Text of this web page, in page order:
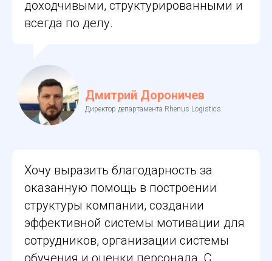
доходчивыми, структурированными и
всегда по делу.
Дмитрий Дороничев
Директор департамента Rhenus Logistics
Хочу выразить благодарность за
оказанную помощь в построении
структуры компании, создании
эффективной системы мотивации для
сотрудников, организации системы
обучения и оценки персонала. С